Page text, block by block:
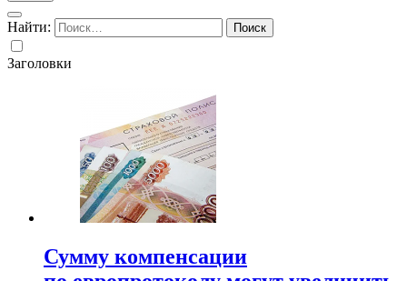
Найти:
Заголовки
Сумму компенсации